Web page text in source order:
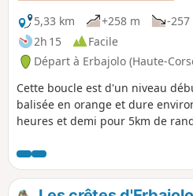
5,33 km
+258 m
-257
2h 15
Facile
Départ à Erbajolo (Haute-
Cette boucle est d'un niveau
balisée en orange et dure
heures et demi pour 5km de
un des plus beaux villages
de Corse, a Casella. Ici vous
imaginer ce que pouvait être la